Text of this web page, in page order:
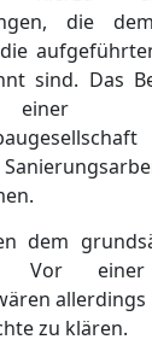
die
sind. Das
dem
Vor
zu klären.